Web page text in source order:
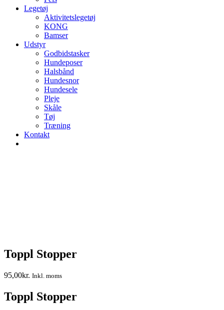
Legetøj
Aktivitetslegetøj
KONG
Bamser
Udstyr
Godbidstasker
Hundeposer
Halsbånd
Hundesnor
Hundesele
Pleje
Skåle
Tøj
Træning
Kontakt
Toppl Stopper
95,00kr. Inkl. moms
Toppl Stopper